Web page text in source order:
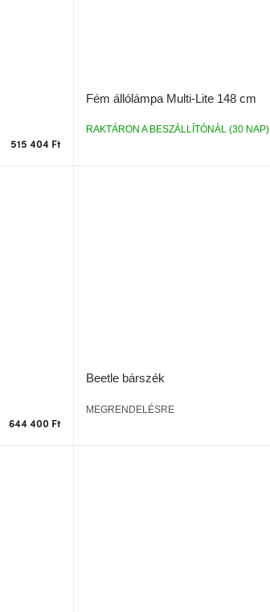
515 404 Ft
Fém állólámpa Multi-Lite 148 cm
RAKTÁRON A BESZÁLLÍTÓNÁL (30 NAP)
644 400 Ft
Beetle bárszék
MEGRENDELÉSRE